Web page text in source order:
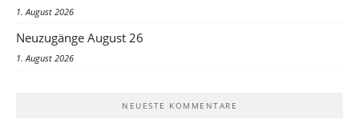
1. August 2026
Neuzugänge August 26
1. August 2026
NEUESTE KOMMENTARE